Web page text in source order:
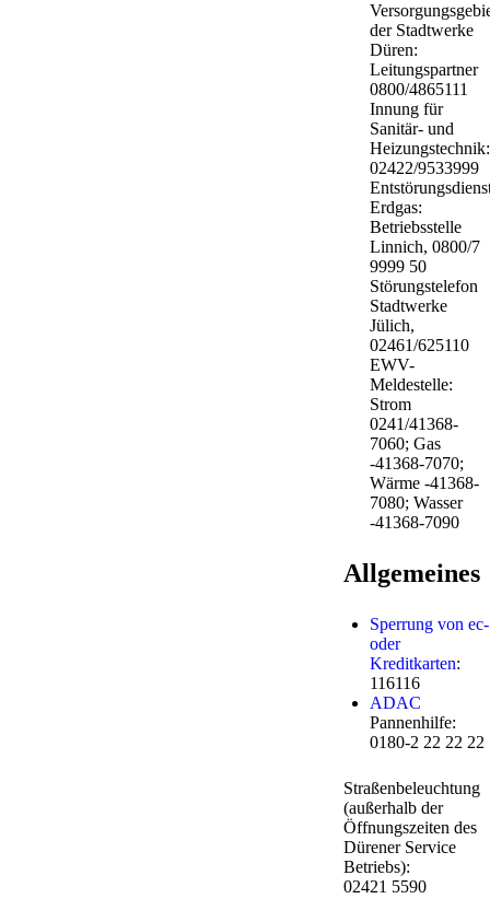
der Stadtwerke
Düren:
Leitungspartner
0800/4865111
Innung für
Sanitär- und
Heizungstechnik:
02422/9533999
Erdgas:
Betriebsstelle
Linnich, 0800/7
9999 50
Störungstelefon
Stadtwerke
Jülich,
02461/625110
EWV-
Meldestelle:
Strom
0241/41368-
7060; Gas
-41368-7070;
Wärme -41368-
7080; Wasser
-41368-7090
Allgemeines
Sperrung von ec-
oder
Kreditkarten:
116116
ADAC
Pannenhilfe:
0180-2 22 22 22
Straßenbeleuchtung
(außerhalb der
Öffnungszeiten des
Dürener Service
Betriebs):
02421 5590